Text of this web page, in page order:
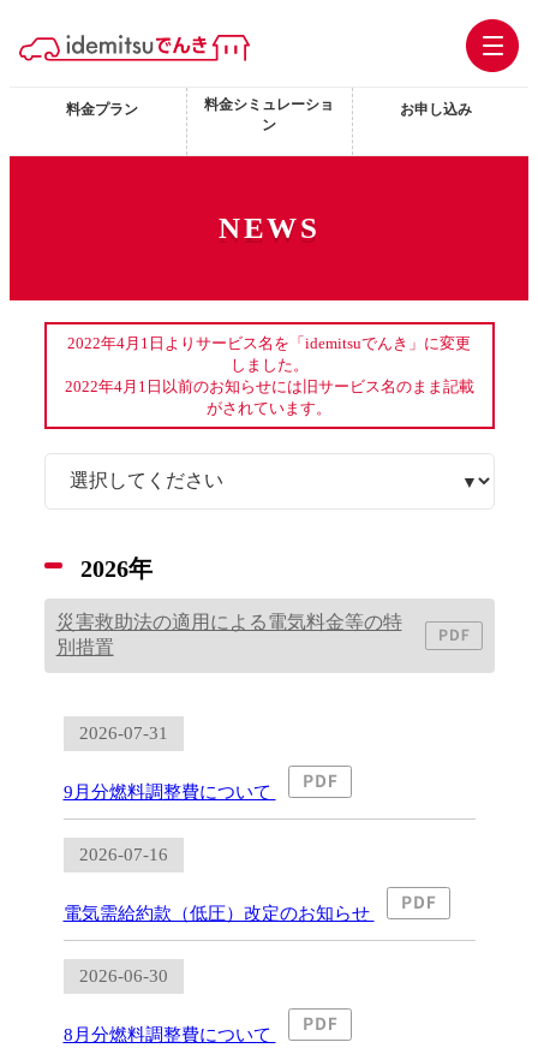
料金プラン
料金シミュレーショ
ン
お申し込み
NEWS
2022年4月1日よりサービス名を「idemitsuでんき」に変更
しました。
2022年4月1日以前のお知らせには旧サービス名のまま記載
がされています。
災害救助法の適用による電気料金等の特
別措置
2026年
2026-07-31
9月分燃料調整費について
2026-07-16
電気需給約款（低圧）改定のお知らせ
2026-06-30
8月分燃料調整費について